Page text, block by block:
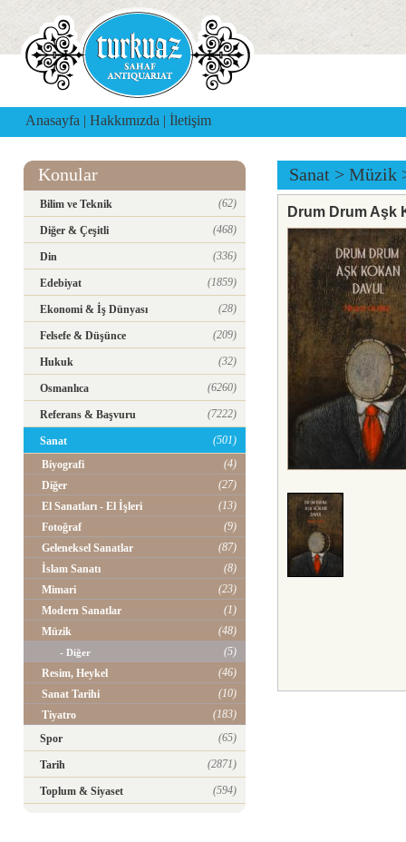
Anasayfa | Hakkımızda | İletişim
Konular
Bilim ve Teknik (62)
Diğer & Çeşitli (468)
Din (336)
Edebiyat (1859)
Ekonomi & İş Dünyası (28)
Felsefe & Düşünce (209)
Hukuk (32)
Osmanlıca (6260)
Referans & Başvuru (7222)
Sanat
(501)
Biyografi
(4)
Diğer
(27)
El Sanatları - El İşleri
(13)
Fotoğraf
(9)
Geleneksel Sanatlar
(87)
İslam Sanatı
(8)
Mimari
(23)
Modern Sanatlar
(1)
Müzik
(48)
- Diğer
(5)
Resim, Heykel
(46)
Sanat Tarihi
(10)
Tiyatro
(183)
Spor
(65)
Tarih (2871)
Toplum & Siyaset (594)
Sanat > Müzik
Drum Drum Aşk